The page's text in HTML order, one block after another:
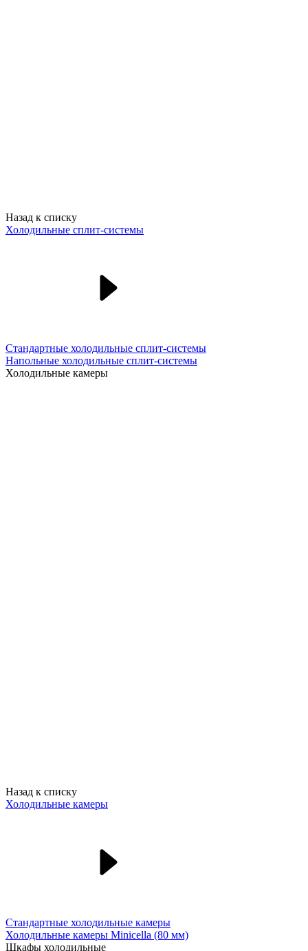
Назад к списку
Холодильные сплит-системы
Стандартные холодильные сплит-системы
Напольные холодильные сплит-системы
Холодильные камеры
Назад к списку
Холодильные камеры
Стандартные холодильные камеры
Холодильные камеры Minicella (80 мм)
Шкафы холодильные